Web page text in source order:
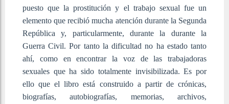
puesto que la prostitución y el trabajo sexual fue un
elemento que recibió mucha atención durante la Segunda
República y, particularmente, durante la durante la
Guerra Civil. Por tanto la dificultad no ha estado tanto
ahí, como en encontrar la voz de las trabajadoras
sexuales que ha sido totalmente invisibilizada. Es por
ello que el libro está construido a partir de crónicas,
biografías, autobiografías, memorias, archivos,